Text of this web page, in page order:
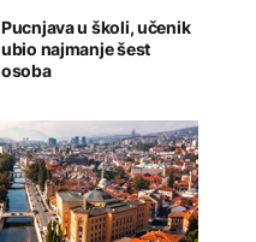
Pucnjava u školi, učenik
ubio najmanje šest
osoba